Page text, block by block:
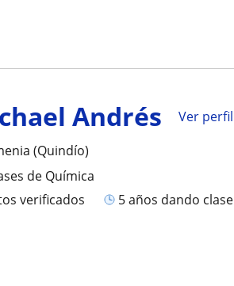
Andrés
Ver perfil
(Quindío)
de Química
verificados
5 años dando clase